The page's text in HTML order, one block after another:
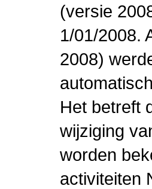
(versie
1/01/2008.
2008)
Het betreft
wijziging
worden
activiteiten